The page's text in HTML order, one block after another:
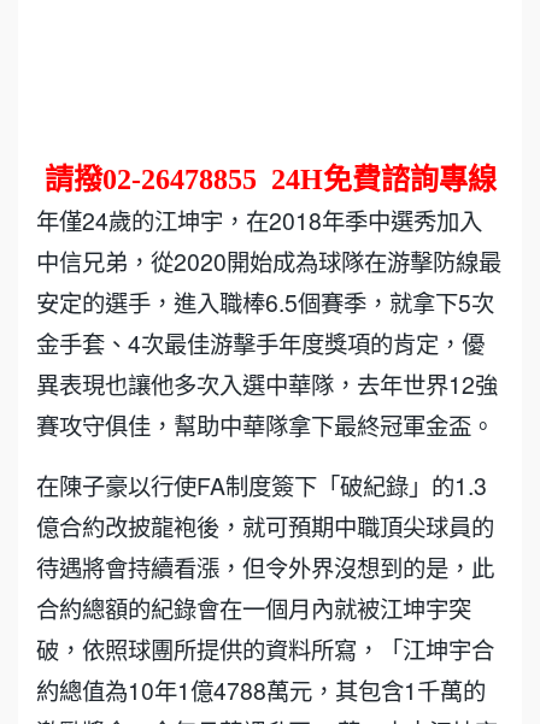
請撥02-26478855 24H免費諮詢專線
年僅24歲的江坤宇，在2018年季中選秀加入
中信兄弟，從2020開始成為球隊在游擊防線最
安定的選手，進入職棒6.5個賽季，就拿下5次
金手套、4次最佳游擊手年度獎項的肯定，優
異表現也讓他多次入選中華隊，去年世界12強
賽攻守俱佳，幫助中華隊拿下最終冠軍金盃。
在陳子豪以行使FA制度簽下「破紀錄」的1.3
億合約改披龍袍後，就可預期中職頂尖球員的
待遇將會持續看漲，但令外界沒想到的是，此
合約總額的紀錄會在一個月內就被江坤宇突
破，依照球團所提供的資料所寫，「江坤宇合
約總值為10年1億4788萬元，其包含1千萬的